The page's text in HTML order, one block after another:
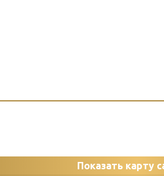
Показать карту